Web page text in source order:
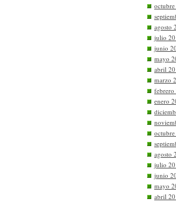
agosto
julio
junio
mayo
abril
marzo
febrero
enero
agosto
julio
junio
mayo
abril